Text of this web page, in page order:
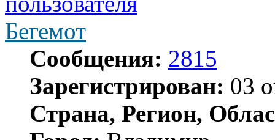
Бегемот
Сообщения: 2815
Зарегистрирован: 03
Страна, Регион,